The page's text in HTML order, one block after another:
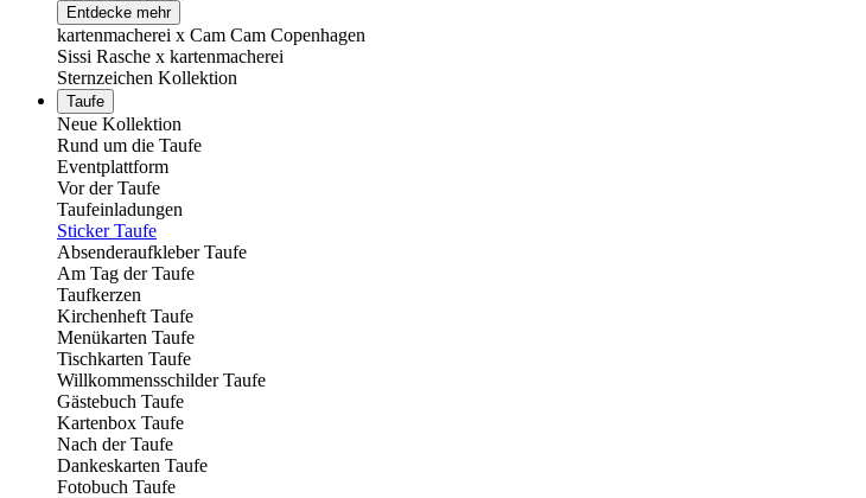
Entdecke mehr
kartenmacherei x Cam Cam Copenhagen
Sissi Rasche x kartenmacherei
Sternzeichen Kollektion
Taufe
Neue Kollektion
Rund um die Taufe
Eventplattform
Vor der Taufe
Taufeinladungen
Sticker Taufe
Absenderaufkleber Taufe
Am Tag der Taufe
Taufkerzen
Kirchenheft Taufe
Menükarten Taufe
Tischkarten Taufe
Willkommensschilder Taufe
Gästebuch Taufe
Kartenbox Taufe
Nach der Taufe
Dankeskarten Taufe
Fotobuch Taufe